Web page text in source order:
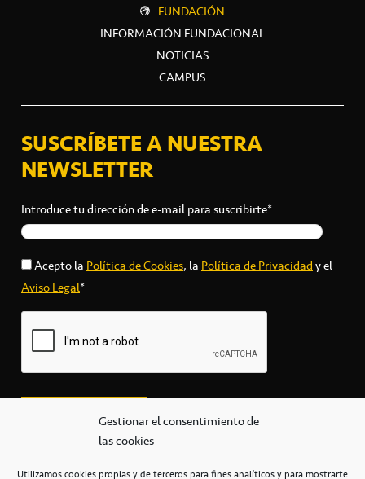
Gestionar el consentimiento de
las cookies
Utilizamos cookies propias y de terceros para fines analíticos y para mostrarte
FUNDACIÓN
INFORMACIÓN FUNDACIONAL
NOTICIAS
CAMPUS
SUSCRÍBETE A NUESTRA
NEWSLETTER
Introduce tu dirección de e-mail para suscribirte*
Acepto laPolítica de Cookies, laPolítica de Privacidady el
Aviso Legal*